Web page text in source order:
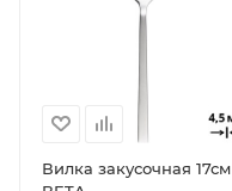
Вилка закусочная 17см